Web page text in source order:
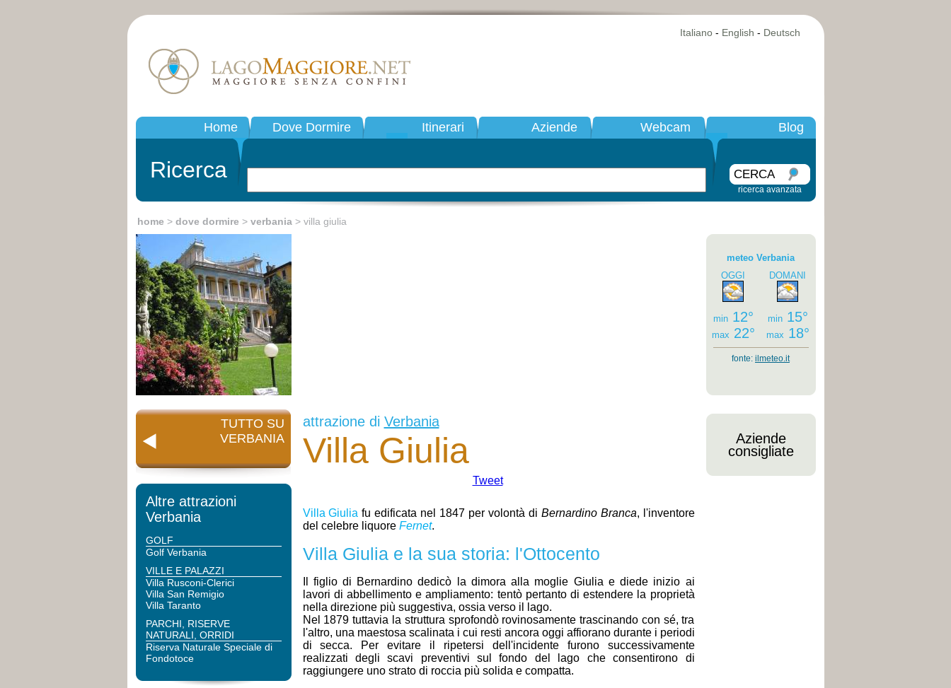
Italiano- English - Deutsch
Home Dove Dormire Itinerari Aziende Webcam Blog
Ricerca CERCA
ricerca avanzata
home > dove dormire > verbania > villa giulia
TUTTO SU
VERBANIA
Altre attrazioni
Verbania
GOLF
Golf Verbania
VILLE E PALAZZI
Villa Rusconi-Clerici
Villa San Remigio
Villa Taranto
PARCHI, RISERVE
NATURALI, ORRIDI
Riserva Naturale Speciale di
Fondotoce
meteo Verbania
OGGI
min12°
max 22°
DOMANI
min15°
max 18°
fonte: ilmeteo.it
attrazione di Verbania
Villa Giulia
Tweet
Villa Giulia fu edificata nel 1847 per volontà di Bernardino Branca, l'inventore
del celebre liquore Fernet.
Villa Giulia e la sua storia: l'Ottocento
Il figlio di Bernardino dedicò la dimora alla moglie Giulia e diede inizio ai
lavori di abbellimento e ampliamento: tentò pertanto di estendere la proprietà
nella direzione più suggestiva, ossia verso il lago.
Nel 1879 tuttavia la struttura sprofondò rovinosamente trascinando con sé, tra
l'altro, una maestosa scalinata i cui resti ancora oggi affiorano durante i periodi
di secca. Per evitare il ripetersi dell'incidente furono successivamente
realizzati degli scavi preventivi sul fondo del lago che consentirono di
raggiungere uno strato di roccia più solida e compatta.
Aziende
consigliate